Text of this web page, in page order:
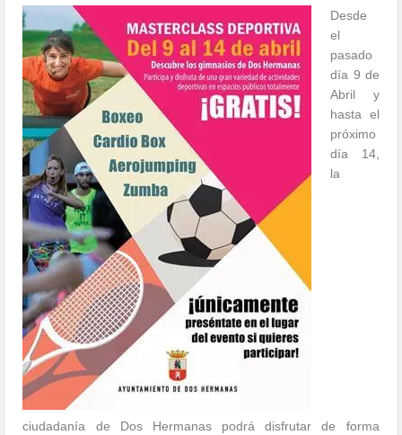
Desde
el
pasado
día 9 de
Abril y
hasta el
próximo
día 14,
la
ciudadanía de Dos Hermanas podrá disfrutar de forma